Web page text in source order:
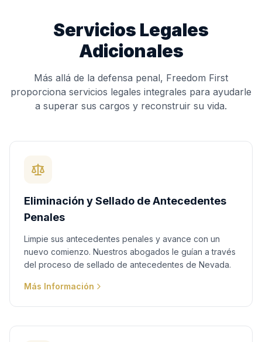
Servicios Legales
Adicionales
Más allá de la defensa penal, Freedom First
proporciona servicios legales integrales para ayudarle
a superar sus cargos y reconstruir su vida.
Eliminación y Sellado de Antecedentes
Penales
Limpie sus antecedentes penales y avance con un
nuevo comienzo. Nuestros abogados le guían a través
del proceso de sellado de antecedentes de Nevada.
Más Información